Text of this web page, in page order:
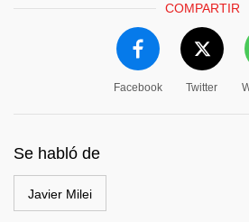
COMPARTIR
Facebook Twitter
Se habló de
Javier Milei